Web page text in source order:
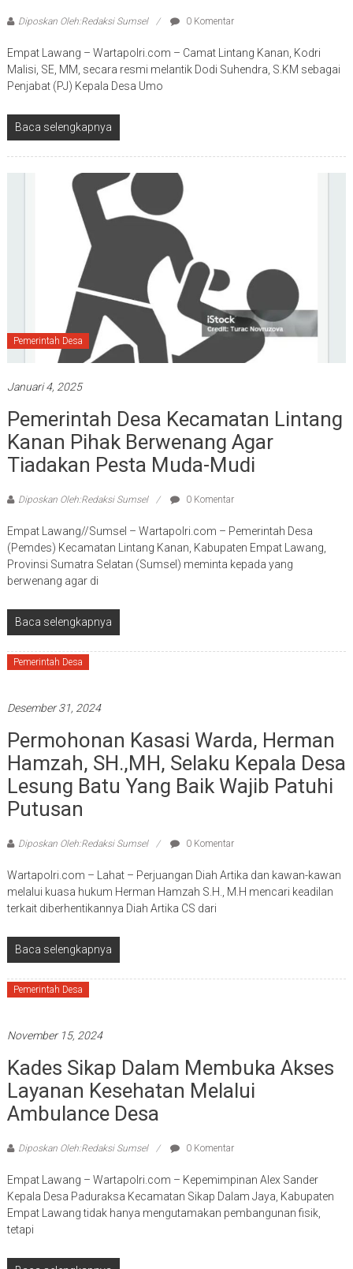
Diposkan Oleh:Redaksi Sumsel 0 Komentar
Empat Lawang – Wartapolri.com – Camat Lintang Kanan, Kodri
Malisi, SE, MM, secara resmi melantik Dodi Suhendra, S.KM sebagai
Penjabat (PJ) Kepala Desa Umo
Baca selengkapnya
Pemerintah Desa
Januari 4, 2025
Pemerintah Desa Kecamatan Lintang
Kanan Pihak Berwenang Agar
Tiadakan Pesta Muda-Mudi
Diposkan Oleh:Redaksi Sumsel 0 Komentar
Empat Lawang//Sumsel – Wartapolri.com – Pemerintah Desa
(Pemdes) Kecamatan Lintang Kanan, Kabupaten Empat Lawang,
Provinsi Sumatra Selatan (Sumsel) meminta kepada yang
berwenang agar di
Baca selengkapnya
Pemerintah Desa
Desember 31, 2024
Permohonan Kasasi Warda, Herman
Hamzah, SH.,MH, Selaku Kepala Desa
Lesung Batu Yang Baik Wajib Patuhi
Putusan
Diposkan Oleh:Redaksi Sumsel 0 Komentar
Wartapolri.com – Lahat – Perjuangan Diah Artika dan kawan-kawan
melalui kuasa hukum Herman Hamzah S.H., M.H mencari keadilan
terkait diberhentikannya Diah Artika CS dari
Baca selengkapnya
Pemerintah Desa
November 15, 2024
Kades Sikap Dalam Membuka Akses
Layanan Kesehatan Melalui
Ambulance Desa
Diposkan Oleh:Redaksi Sumsel 0 Komentar
Empat Lawang – Wartapolri.com – Kepemimpinan Alex Sander
Kepala Desa Paduraksa Kecamatan Sikap Dalam Jaya, Kabupaten
Empat Lawang tidak hanya mengutamakan pembangunan fisik,
tetapi